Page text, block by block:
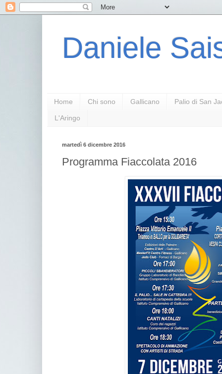
Daniele
Home Chi sono Gallicano Palio di San
L'Aringo
martedì 6 dicembre 2016
Programma Fiaccolata 2016